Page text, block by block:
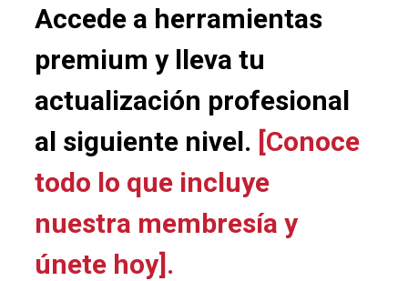
Accede a herramientas
premium y lleva tu
actualización profesional
al siguiente nivel. [Conoce
todo lo que incluye
nuestra membresía y
únete hoy].